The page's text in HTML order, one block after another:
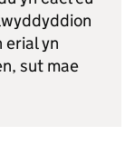
erial yn
sut mae